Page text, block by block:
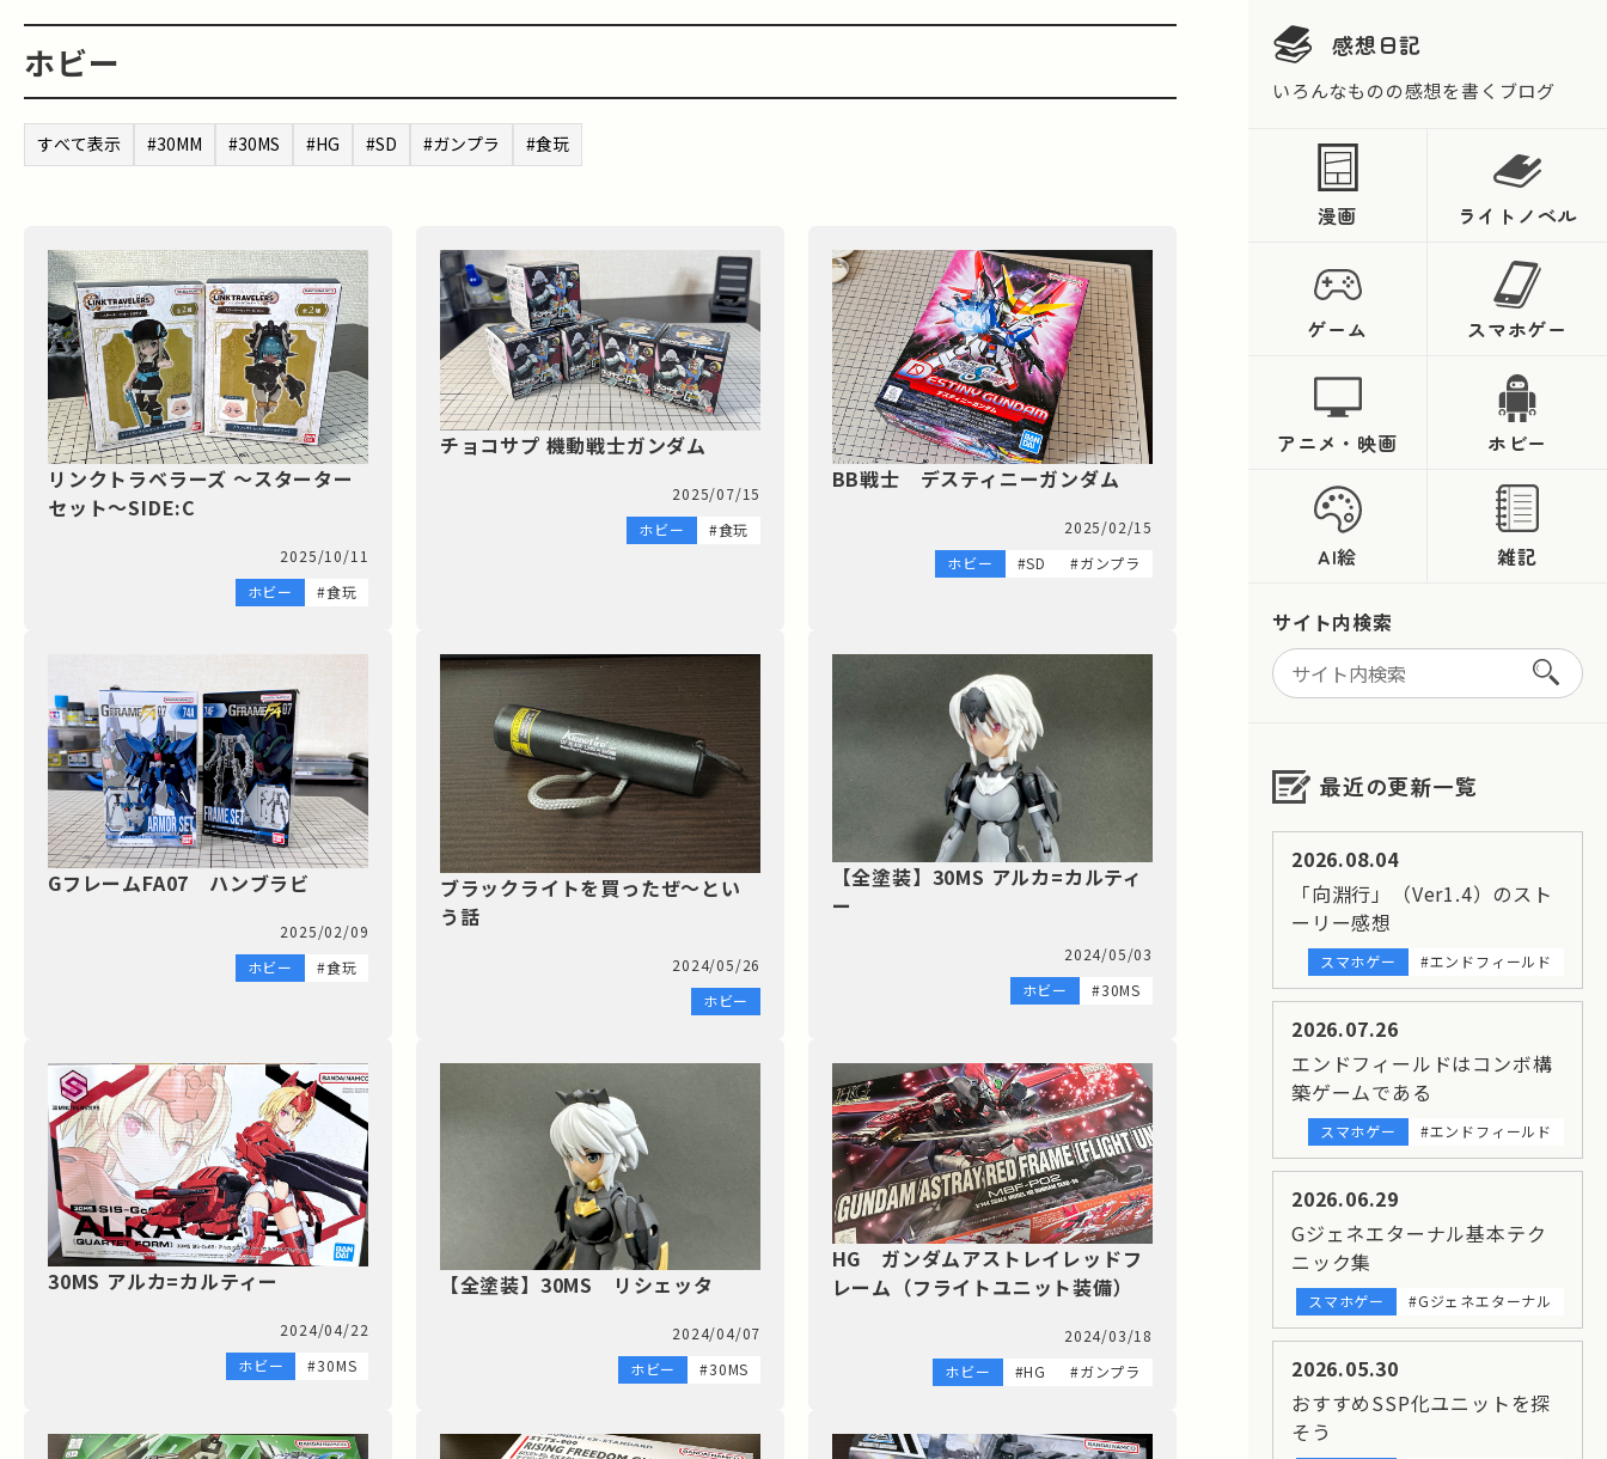
感想日記
いろんなものの感想を書くブログ
漫画 ライトノベル
ゲーム スマホゲー
アニメ・映画 ホビー
AI絵 雑記
サイト内検索
最近の更新一覧
2026.08.04
「向淵行」（Ver1.4）のスト
ーリー感想
スマホゲー #エンドフィールド
2026.07.26
エンドフィールドはコンボ構
築ゲームである
スマホゲー #エンドフィールド
2026.06.29
Gジェネエターナル基本テク
ニック集
スマホゲー #Gジェネエターナル
2026.05.30
おすすめSSP化ユニットを探
そう
ホビー
すべて表示 #30MM #30MS #HG #SD #ガンプラ #食玩
リンクトラベラーズ ～スターター
セット～SIDE:C
2025/10/11
ホビー
#食玩
チョコサプ 機動戦士ガンダム
2025/07/15
ホビー
#食玩
BB戦士 デスティニーガンダム
2025/02/15
ホビー
#SD #ガンプラ
GフレームFA07 ハンブラビ
2025/02/09
ホビー
#食玩
ブラックライトを買ったぜ～とい
う話
2024/05/26
ホビー
【全塗装】30MS アルカ=カルティ
ー
2024/05/03
ホビー
#30MS
30MS アルカ=カルティー
2024/04/22
ホビー
#30MS
【全塗装】30MS リシェッタ
2024/04/07
ホビー
#30MS
HG ガンダムアストレイレッドフ
レーム（フライトユニット装備）
2024/03/18
ホビー
#HG #ガンプラ